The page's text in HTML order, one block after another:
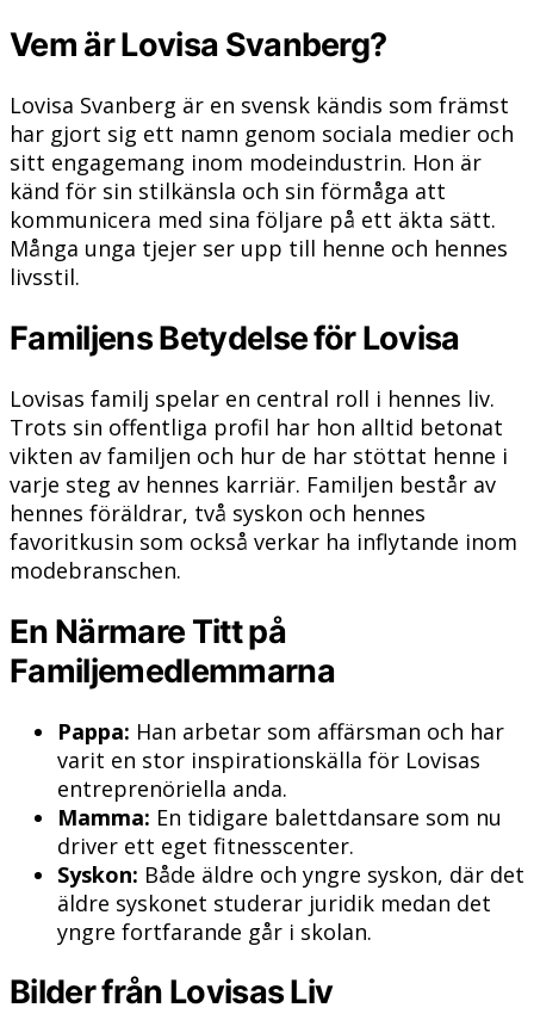
Vem är Lovisa Svanberg?
Lovisa Svanberg är en svensk kändis som främst
har gjort sig ett namn genom sociala medier och
sitt engagemang inom modeindustrin. Hon är
känd för sin stilkänsla och sin förmåga att
kommunicera med sina följare på ett äkta sätt.
Många unga tjejer ser upp till henne och hennes
livsstil.
Familjens Betydelse för Lovisa
Lovisas familj spelar en central roll i hennes liv.
Trots sin offentliga profil har hon alltid betonat
vikten av familjen och hur de har stöttat henne i
varje steg av hennes karriär. Familjen består av
hennes föräldrar, två syskon och hennes
favoritkusin som också verkar ha inflytande inom
modebranschen.
En Närmare Titt på
Familjemedlemmarna
Pappa: Han arbetar som affärsman och har
varit en stor inspirationskälla för Lovisas
entreprenöriella anda.
Mamma: En tidigare balettdansare som nu
driver ett eget fitnesscenter.
Syskon: Både äldre och yngre syskon, där det
äldre syskonet studerar juridik medan det
yngre fortfarande går i skolan.
Bilder från Lovisas Liv